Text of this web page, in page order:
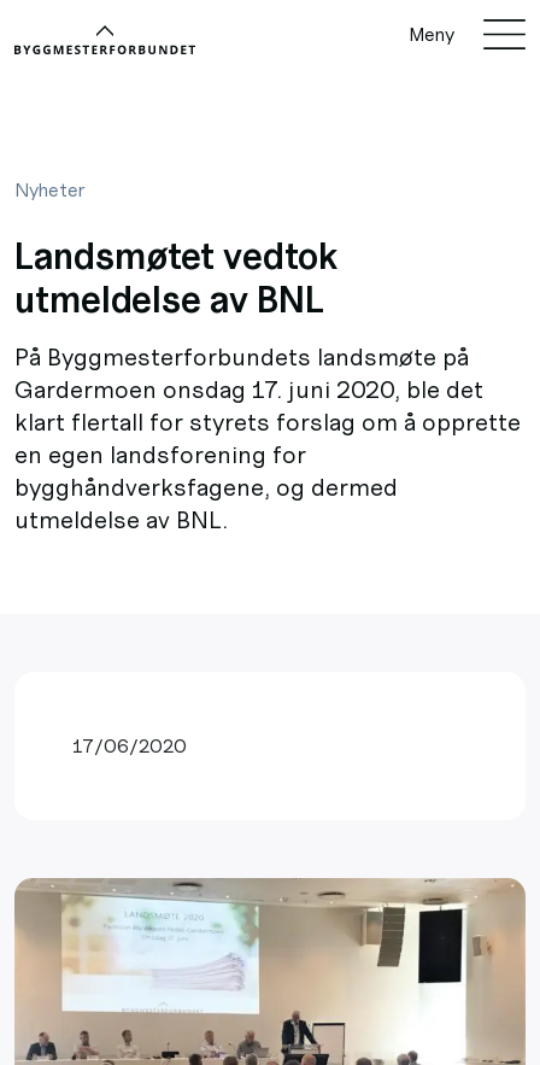
Meny
Nyheter
Landsmøtet vedtok
utmeldelse av BNL
På Byggmesterforbundets landsmøte på
Gardermoen onsdag 17. juni 2020, ble det
klart flertall for styrets forslag om å opprette
en egen landsforening for
bygghåndverksfagene, og dermed
utmeldelse av BNL.
17/06/2020